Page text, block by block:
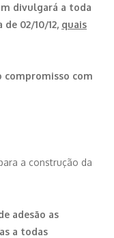
divulgará a toda
02/10/12, quais
compromisso com
a construção da
adesão as
a todas